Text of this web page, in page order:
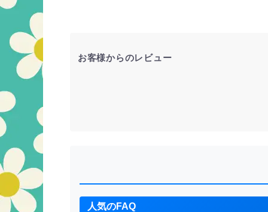
お客様からのレビュー
人気のFAQ